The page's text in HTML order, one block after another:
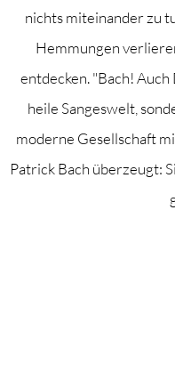
nichts miteinander zu
Hemmungen
entdecken. "Bach!
heile Sangeswelt,
moderne Gesellschaft
Patrick Bach überzeugt: